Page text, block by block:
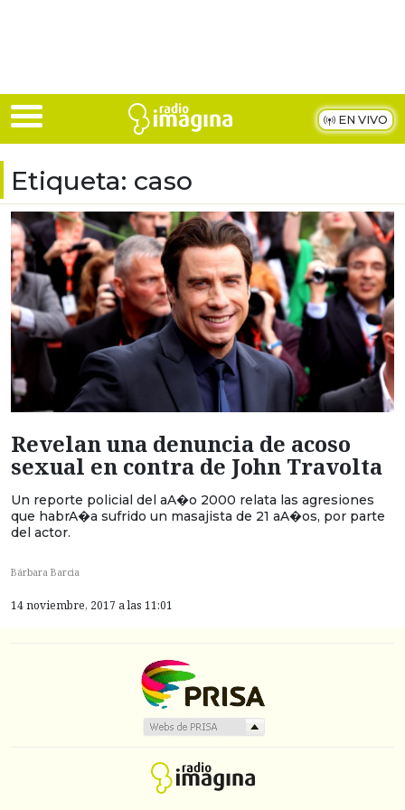
EN VIVO
Etiqueta: caso
Revelan una denuncia de acoso
sexual en contra de John Travolta
Un reporte policial del aA�o 2000 relata las agresiones
que habrA�a sufrido un masajista de 21 aA�os, por parte
del actor.
Bárbara Barcia
14 noviembre, 2017 a las 11:01